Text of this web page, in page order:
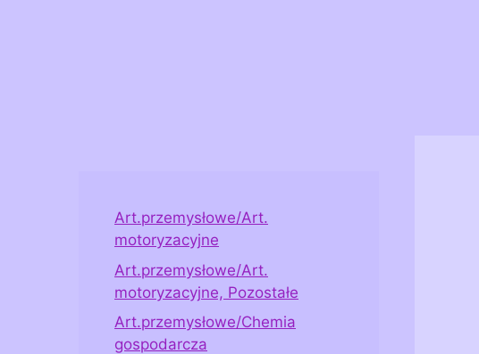
Art.przemysłowe/Art.
motoryzacyjne
Art.przemysłowe/Art.
motoryzacyjne, Pozostałe
Art.przemysłowe/Chemia
gospodarcza